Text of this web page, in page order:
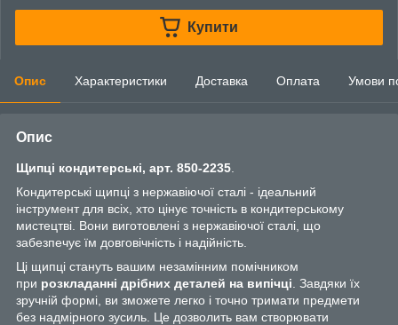
Купити
Опис Характеристики Доставка Оплата Умови
Опис
Щипці кондитерські, арт. 850-2235
Кондитерські щипці з нержавіючої сталі - ідеальний
інструмент для всіх, хто цінує точність в кондитерському
мистецтві. Вони виготовлені з нержавіючої сталі, що
забезпечує їм довговічність і надійність.
Ці щипці стануть вашим незамінним помічником
при розкладанні дрібних деталей на випічці . Завдяки їх
зручній формі, ви зможете легко і точно тримати предмети
без надмірного зусиль. Це дозволить вам створювати